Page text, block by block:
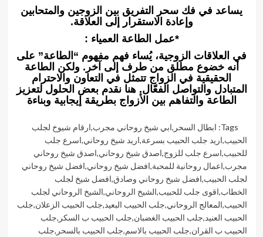
يساعد في فك سحر التفريق بين الزوجين والمتحابين
وإعادة الاستقرار إلى العلاقة.
*عمل الطاعة العمياء :
في العلاقات الزوجية، يُساء فهم مفهوم “الطاعة” على
أنه خضوع مطلق من طرف إلى آخر. ولكن الطاعة
الحقيقية في الزواج تتمثل في التعاون والاحترام
المتبادل والتواصل الفعّال. هنا نقدم بعض الحلول لتعزيز
الطاعة والتفاهم بين الأزواج بطريقة إيجابية وبناءة
Tags: ابطال السحر ,ابي شيخ روحاني مجرب,ارقام شيوخ لجلب
الحبيب,اريد جلب الحبيب بسرعة,اريد شيخ روحاني,اسرع جلب
للحبيب,اسرع جلب للزوج,اصدق شيخ روحاني,اصدق شيخ روحاني
مجرب,اعمال روحانية للمحبة,افضل شيخ روحاني,افضل شيخ روحاني
لجلب الحبيب,افضل شيخ روحاني وصادق,افضل شيخ لجلب
الخطاب,اقوى جلب للحبيب,الشيخ الروحاني,الشيخ الروحاني لجلب
الحبيب,المعالج الروحاني,جلب الحبيب البعيد,جلب الحبيب الزعلان,جلب
الحبيب العنيد,جلب الحبيب الغضبان,جلب الحبيب ب السكر ,جلب
الحبيب ب القران,جلب الحبيب بالاسم,جلب الحبيب بالسحر ,جلب